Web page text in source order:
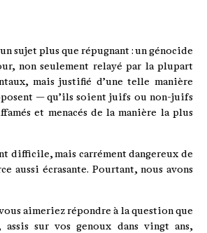
sujet plus que répugnant : un génocide
non seulement relayé par la plupart
mais justifié d’une telle manière
— qu’ils soient juifs ou non-juifs
et menacés de la manière la plus
difficile, mais carrément dangereux de
aussi écrasante. Pourtant, nous avons
aimeriez répondre à la question que
sur vos genoux dans vingt ans,